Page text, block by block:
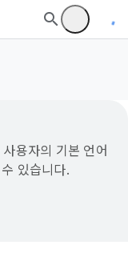
용자의 기본 언어
있습니다.